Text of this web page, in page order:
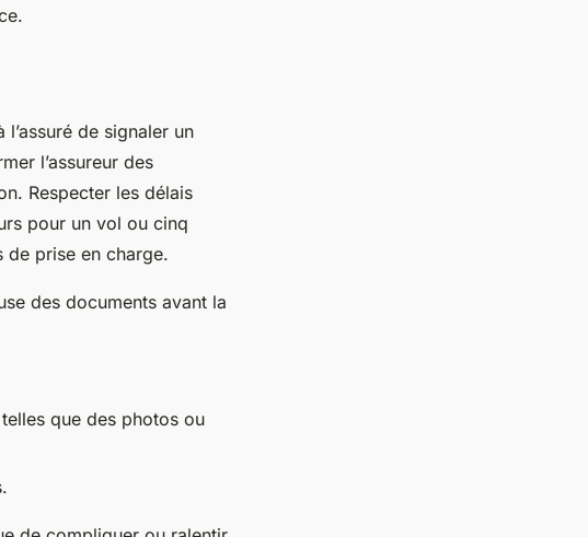
de signaler un
l’assureur des
Respecter les délais
pour un vol ou cinq
de prise en charge.
des documents avant la
que des photos ou